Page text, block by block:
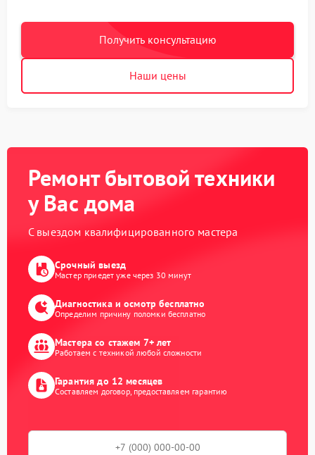
Получить консультацию
Наши цены
Ремонт бытовой техники
у Вас дома
С выездом квалифицированного мастера
Срочный выезд
Мастер приедет уже через 30 минут
Диагностика и осмотр бесплатно
Определим причину поломки бесплатно
Мастера со стажем 7+ лет
Работаем с техникой любой сложности
Гарантия до 12 месяцев
Составляем договор, предоставляем гарантию